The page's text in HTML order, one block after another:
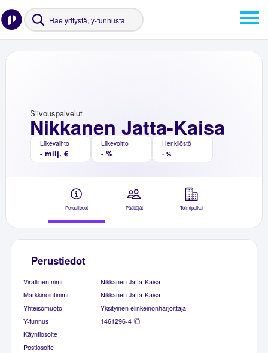
Nikkanen Jatta-Kaisa
Siivouspalvelut
Liikevaihto
- milj. €
Liikevoitto
- %
Henkilöstö
- %
Perustiedot Päättäjät Toimipaikat
Perustiedot
Virallinen nimi
Nikkanen Jatta-Kaisa
Markkinointinimi
Nikkanen Jatta-Kaisa
Yhteisömuoto
Yksityinen elinkeinonharjoittaja
Y-tunnus
1461296-4
Käyntiosoite
Postiosoite